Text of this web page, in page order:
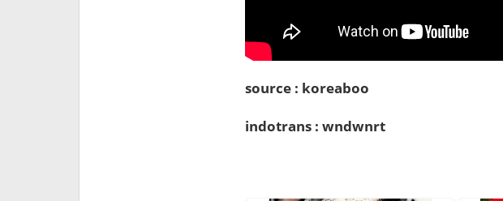
source : koreaboo
indotrans : wndwnrt